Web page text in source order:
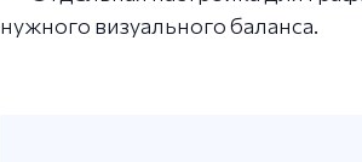
нужного визуального баланса.